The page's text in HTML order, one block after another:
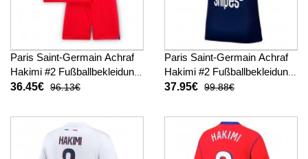
Paris Saint-Germain Achraf
Hakimi #2 Fußballbekleidung
3rd trikot Kinder 2025-26
36.45€ 96.13€
Paris Saint-Germain Achraf
Hakimi #2 Fußballbekleidung
Heimtrikot 2025-26 Kurzarm
37.95€ 99.88€